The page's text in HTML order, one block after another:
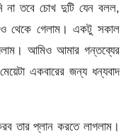
না তবে চোখ দুটি যেন বলল,
থেকে গেলাম। একটু সকাল
আমিও আমার গন্তব্যের
একবারের জন্য ধন্যবাদ
তার প্লান করতে লাগলাম।